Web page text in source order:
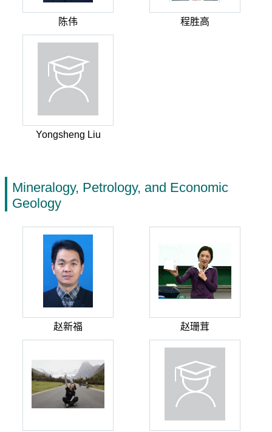
陈伟 程胜高
Yongsheng Liu
Mineralogy, Petrology, and Economic
Geology
赵新福 赵珊茸